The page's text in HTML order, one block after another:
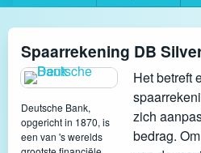
Spaarrekening DB
Deutsche Bank,
opgericht in 1870, is
een van 's werelds
Het betreft
zich
bedrag.